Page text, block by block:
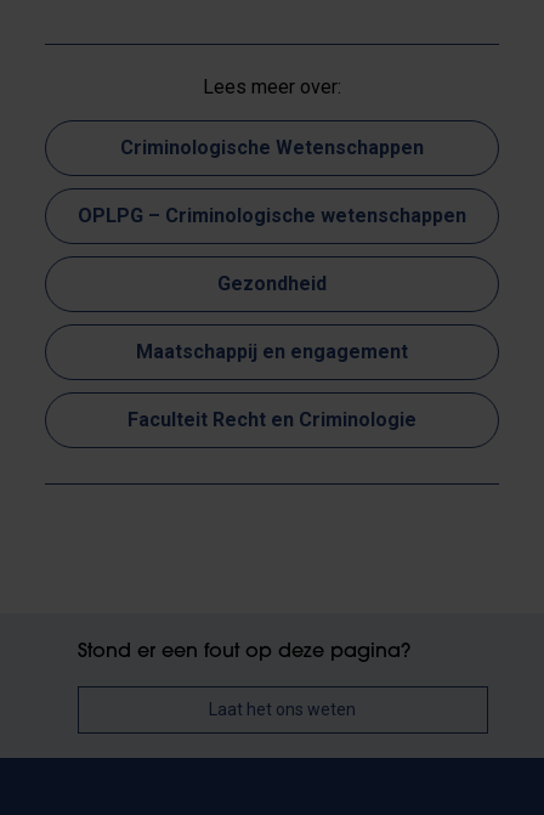
Lees meer over:
Criminologische Wetenschappen
OPLPG – Criminologische wetenschappen
Gezondheid
Maatschappij en engagement
Faculteit Recht en Criminologie
Stond er een fout op deze pagina?
Laat het ons weten